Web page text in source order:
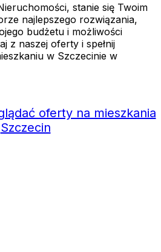
stanie się Twoim
najlepszego rozwiązania,
budżetu i możliwości
z naszej oferty i spełnij
w Szczecinie w
oferty na mieszkania
Szczecin